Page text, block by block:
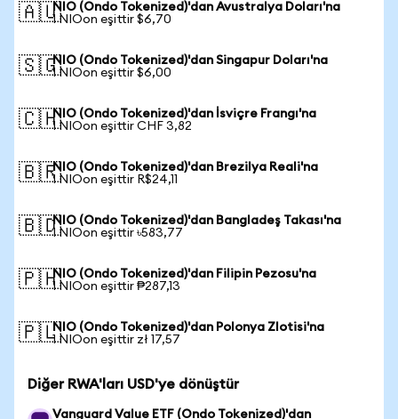
🇦🇺NIO (Ondo Tokenized)'dan Avustralya Doları'na
1 NIOon eşittir $6,70
🇸🇬NIO (Ondo Tokenized)'dan Singapur Doları'na
1 NIOon eşittir $6,00
🇨🇭NIO (Ondo Tokenized)'dan İsviçre Frangı'na
1 NIOon eşittir CHF 3,82
🇧🇷NIO (Ondo Tokenized)'dan Brezilya Reali'na
1 NIOon eşittir R$24,11
🇧🇩NIO (Ondo Tokenized)'dan Bangladeş Takası'na
1 NIOon eşittir ৳583,77
🇵🇭NIO (Ondo Tokenized)'dan Filipin Pezosu'na
1 NIOon eşittir ₱287,13
🇵🇱NIO (Ondo Tokenized)'dan Polonya Zlotisi'na
1 NIOon eşittir zł 17,57
Diğer RWA'ları USD'ye dönüştür
Vanguard Value ETF (Ondo Tokenized)'dan